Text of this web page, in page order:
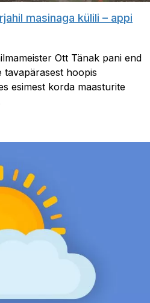
masinaga külili – appi
Ott Tänak pani end
tavapärasest hoopis
esimest korda maasturite